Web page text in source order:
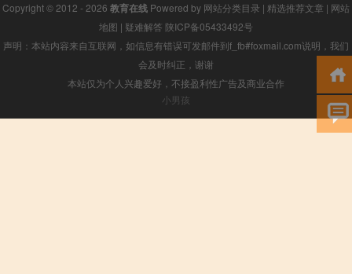
Copyright © 2012 - 2026 教育在线 Powered by 网站分类目录 | 精选推荐文章 | 网站
地图 | 疑难解答 陕ICP备05433492号
声明：本站内容来自互联网，如信息有错误可发邮件到f_fb#foxmail.com说明，我们
会及时纠正，谢谢
本站仅为个人兴趣爱好，不接盈利性广告及商业合作
小男孩